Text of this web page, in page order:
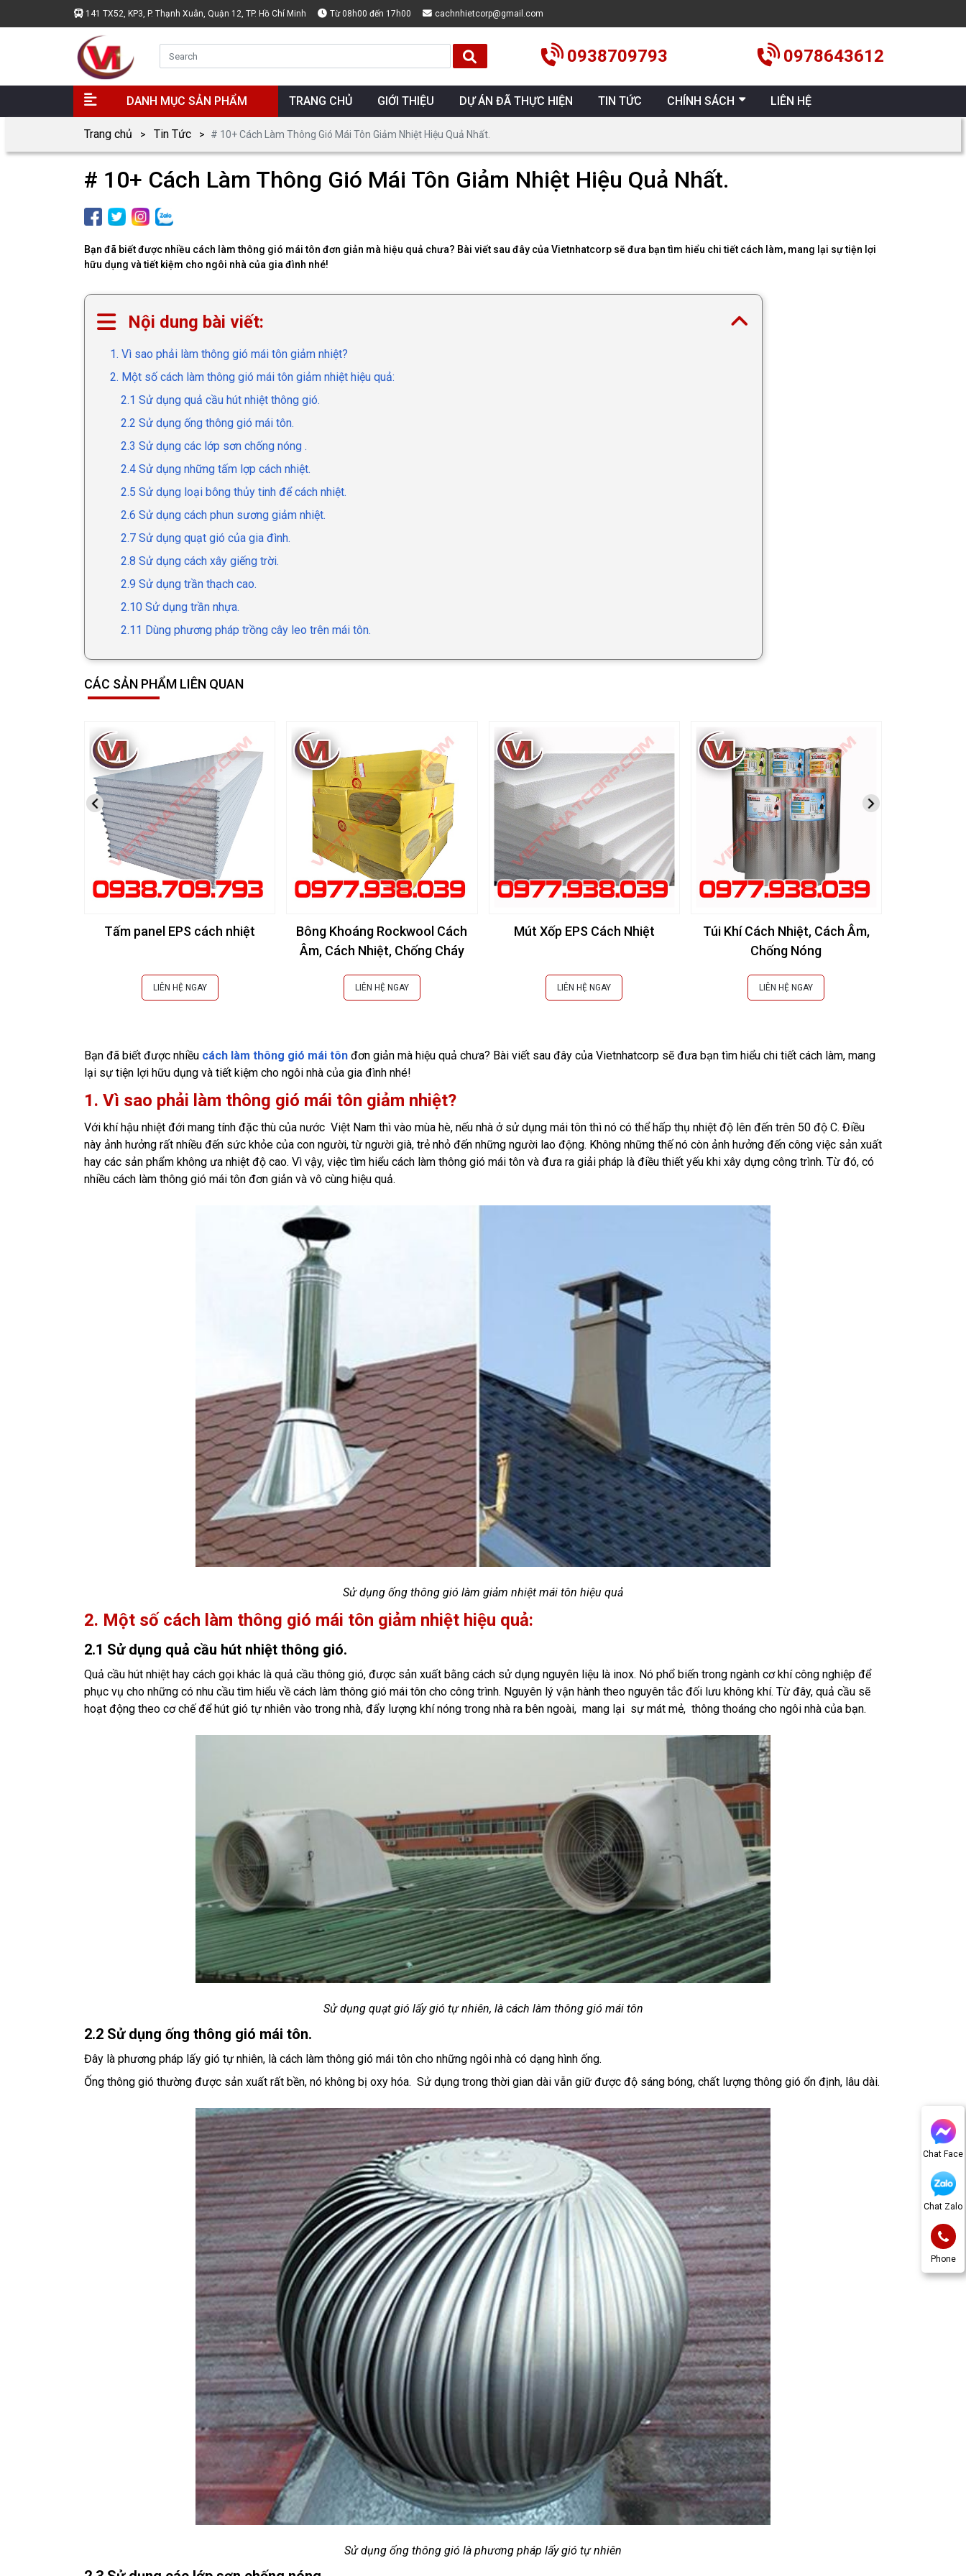
141 TX52, KP3, P. Thạnh Xuân, Quận 12, TP. Hồ Chí Minh Từ 08h00 đến 17h00 cachnhietcorp@gmail.com
0938709793 0978643612
DANH MỤC SẢN PHẨM TRANG CHỦ GIỚI THIỆU DỰ ÁN ĐÃ THỰC HIỆN TIN TỨC CHÍNH SÁCH LIÊN HỆ
Chat Face
Chat Zalo
Phone
Trang chủ Tin Tức # 10+ Cách Làm Thông Gió Mái Tôn Giảm Nhiệt Hiệu Quả Nhất.
# 10+ Cách Làm Thông Gió Mái Tôn Giảm Nhiệt Hiệu Quả Nhất.
Bạn đã biết được nhiều cách làm thông gió mái tôn đơn giản mà hiệu quả chưa? Bài viết sau đây của Vietnhatcorp sẽ đưa bạn tìm hiểu chi tiết cách làm, mang lại sự tiện lợi
hữu dụng và tiết kiệm cho ngôi nhà của gia đình nhé!
Nội dung bài viết:
1. Vì sao phải làm thông gió mái tôn giảm nhiệt?
2. Một số cách làm thông gió mái tôn giảm nhiệt hiệu quả:
2.1 Sử dụng quả cầu hút nhiệt thông gió.
2.2 Sử dụng ống thông gió mái tôn.
2.3 Sử dụng các lớp sơn chống nóng .
2.4 Sử dụng những tấm lợp cách nhiệt.
2.5 Sử dụng loại bông thủy tinh để cách nhiệt.
2.6 Sử dụng cách phun sương giảm nhiệt.
2.7 Sử dụng quạt gió của gia đình.
2.8 Sử dụng cách xây giếng trời.
2.9 Sử dụng trần thạch cao.
2.10 Sử dụng trần nhựa.
2.11 Dùng phương pháp trồng cây leo trên mái tôn.
CÁC SẢN PHẨM LIÊN QUAN
Tấm panel EPS cách nhiệt
LIÊN HỆ NGAY
Bông Khoáng Rockwool Cách
Âm, Cách Nhiệt, Chống Cháy
LIÊN HỆ NGAY
Mút Xốp EPS Cách Nhiệt
LIÊN HỆ NGAY
Túi Khí Cách Nhiệt, Cách Âm,
Chống Nóng
LIÊN HỆ NGAY
Bạn đã biết được nhiều cách làm thông gió mái tôn đơn giản mà hiệu quả chưa? Bài viết sau đây của Vietnhatcorp sẽ đưa bạn tìm hiểu chi tiết cách làm, mang
lại sự tiện lợi hữu dụng và tiết kiệm cho ngôi nhà của gia đình nhé!
1. Vì sao phải làm thông gió mái tôn giảm nhiệt?
Với khí hậu nhiệt đới mang tính đặc thù của nước Việt Nam thì vào mùa hè, nếu nhà ở sử dụng mái tôn thì nó có thể hấp thụ nhiệt độ lên đến trên 50 độ C. Điều
này ảnh hưởng rất nhiều đến sức khỏe của con người, từ người già, trẻ nhỏ đến những người lao động. Không những thế nó còn ảnh hưởng đến công việc sản xuất
hay các sản phẩm không ưa nhiệt độ cao. Vì vậy, việc tìm hiểu cách làm thông gió mái tôn và đưa ra giải pháp là điều thiết yếu khi xây dựng công trình. Từ đó, có
nhiều cách làm thông gió mái tôn đơn giản và vô cùng hiệu quả.
Sử dụng ống thông gió làm giảm nhiệt mái tôn hiệu quả
2. Một số cách làm thông gió mái tôn giảm nhiệt hiệu quả:
2.1 Sử dụng quả cầu hút nhiệt thông gió.
Quả cầu hút nhiệt hay cách gọi khác là quả cầu thông gió, được sản xuất bằng cách sử dụng nguyên liệu là inox. Nó phổ biến trong ngành cơ khí công nghiệp để
phục vụ cho những có nhu cầu tìm hiểu về cách làm thông gió mái tôn cho công trình. Nguyên lý vận hành theo nguyên tắc đối lưu không khí. Từ đây, quả cầu sẽ
hoạt động theo cơ chế để hút gió tự nhiên vào trong nhà, đẩy lượng khí nóng trong nhà ra bên ngoài, mang lại sự mát mẻ, thông thoáng cho ngôi nhà của bạn.
Sử dụng quạt gió lấy gió tự nhiên, là cách làm thông gió mái tôn
2.2 Sử dụng ống thông gió mái tôn.
Đây là phương pháp lấy gió tự nhiên, là cách làm thông gió mái tôn cho những ngôi nhà có dạng hình ống.
Ống thông gió thường được sản xuất rất bền, nó không bị oxy hóa. Sử dụng trong thời gian dài vẫn giữ được độ sáng bóng, chất lượng thông gió ổn định, lâu dài.
Sử dụng ống thông gió là phương pháp lấy gió tự nhiên